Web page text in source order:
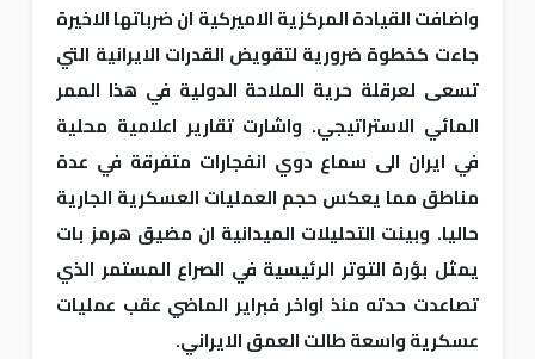
واضافت القيادة المركزية الاميركية ان ضرباتها الاخيرة
جاءت كخطوة ضرورية لتقويض القدرات الايرانية التي
تسعى لعرقلة حرية الملاحة الدولية في هذا الممر
المائي الاستراتيجي. واشارت تقارير اعلامية محلية
في ايران الى سماع دوي انفجارات متفرقة في عدة
مناطق مما يعكس حجم العمليات العسكرية الجارية
حاليا. وبينت التحليلات الميدانية ان مضيق هرمز بات
يمثل بؤرة التوتر الرئيسية في الصراع المستمر الذي
تصاعدت حدته منذ اواخر فبراير الماضي عقب عمليات
عسكرية واسعة طالت العمق الايراني.